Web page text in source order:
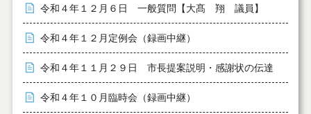
令和４年１２月６日 一般質問【大髙 翔 議員】
令和４年１２月定例会（録画中継）
令和４年１１月２９日 市長提案説明・感謝状の伝達
令和４年１０月臨時会（録画中継）